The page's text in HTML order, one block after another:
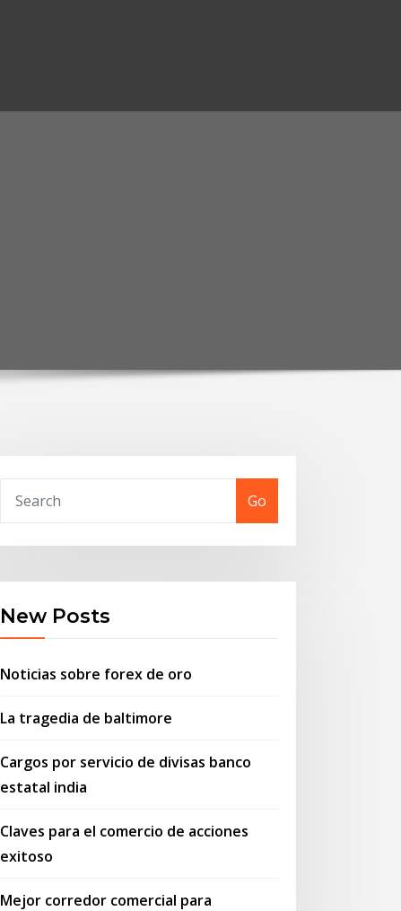
Go
New Posts
Noticias sobre forex de oro
La tragedia de baltimore
Cargos por servicio de divisas banco
estatal india
Claves para el comercio de acciones
exitoso
Mejor corredor comercial para